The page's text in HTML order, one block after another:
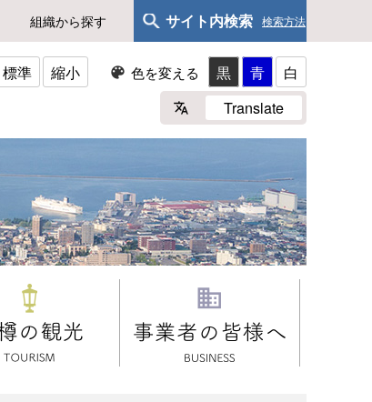
組織から探す サイト内検索 検索方法
標準 縮小 色を変える 黒 青
白
Translate